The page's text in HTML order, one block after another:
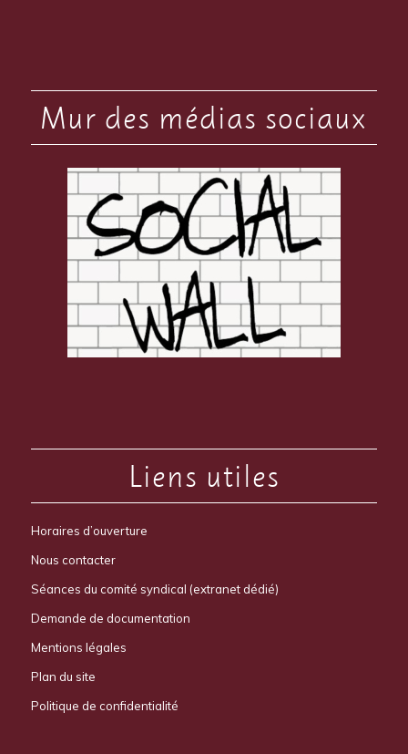
Mur des médias sociaux
Liens utiles
Horaires d’ouverture
Nous contacter
Séances du comité syndical (extranet dédié)
Demande de documentation
Mentions légales
Plan du site
Politique de confidentialité